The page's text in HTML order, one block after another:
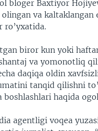
bloger Baxtiyor
va
ro’yxatida.
biror kun yoki
va yomonotliq
daqiqa oldin
tanqid qilishni
boshlashlari haqida
agentligi voqea